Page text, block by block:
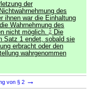
der
des
ihnen war die Einhaltung
Wahrnehmung des
nicht möglich. 2
Die
Satz 1 endet, sobald sie
erbracht oder den
wahrgenommen
von § 2 →